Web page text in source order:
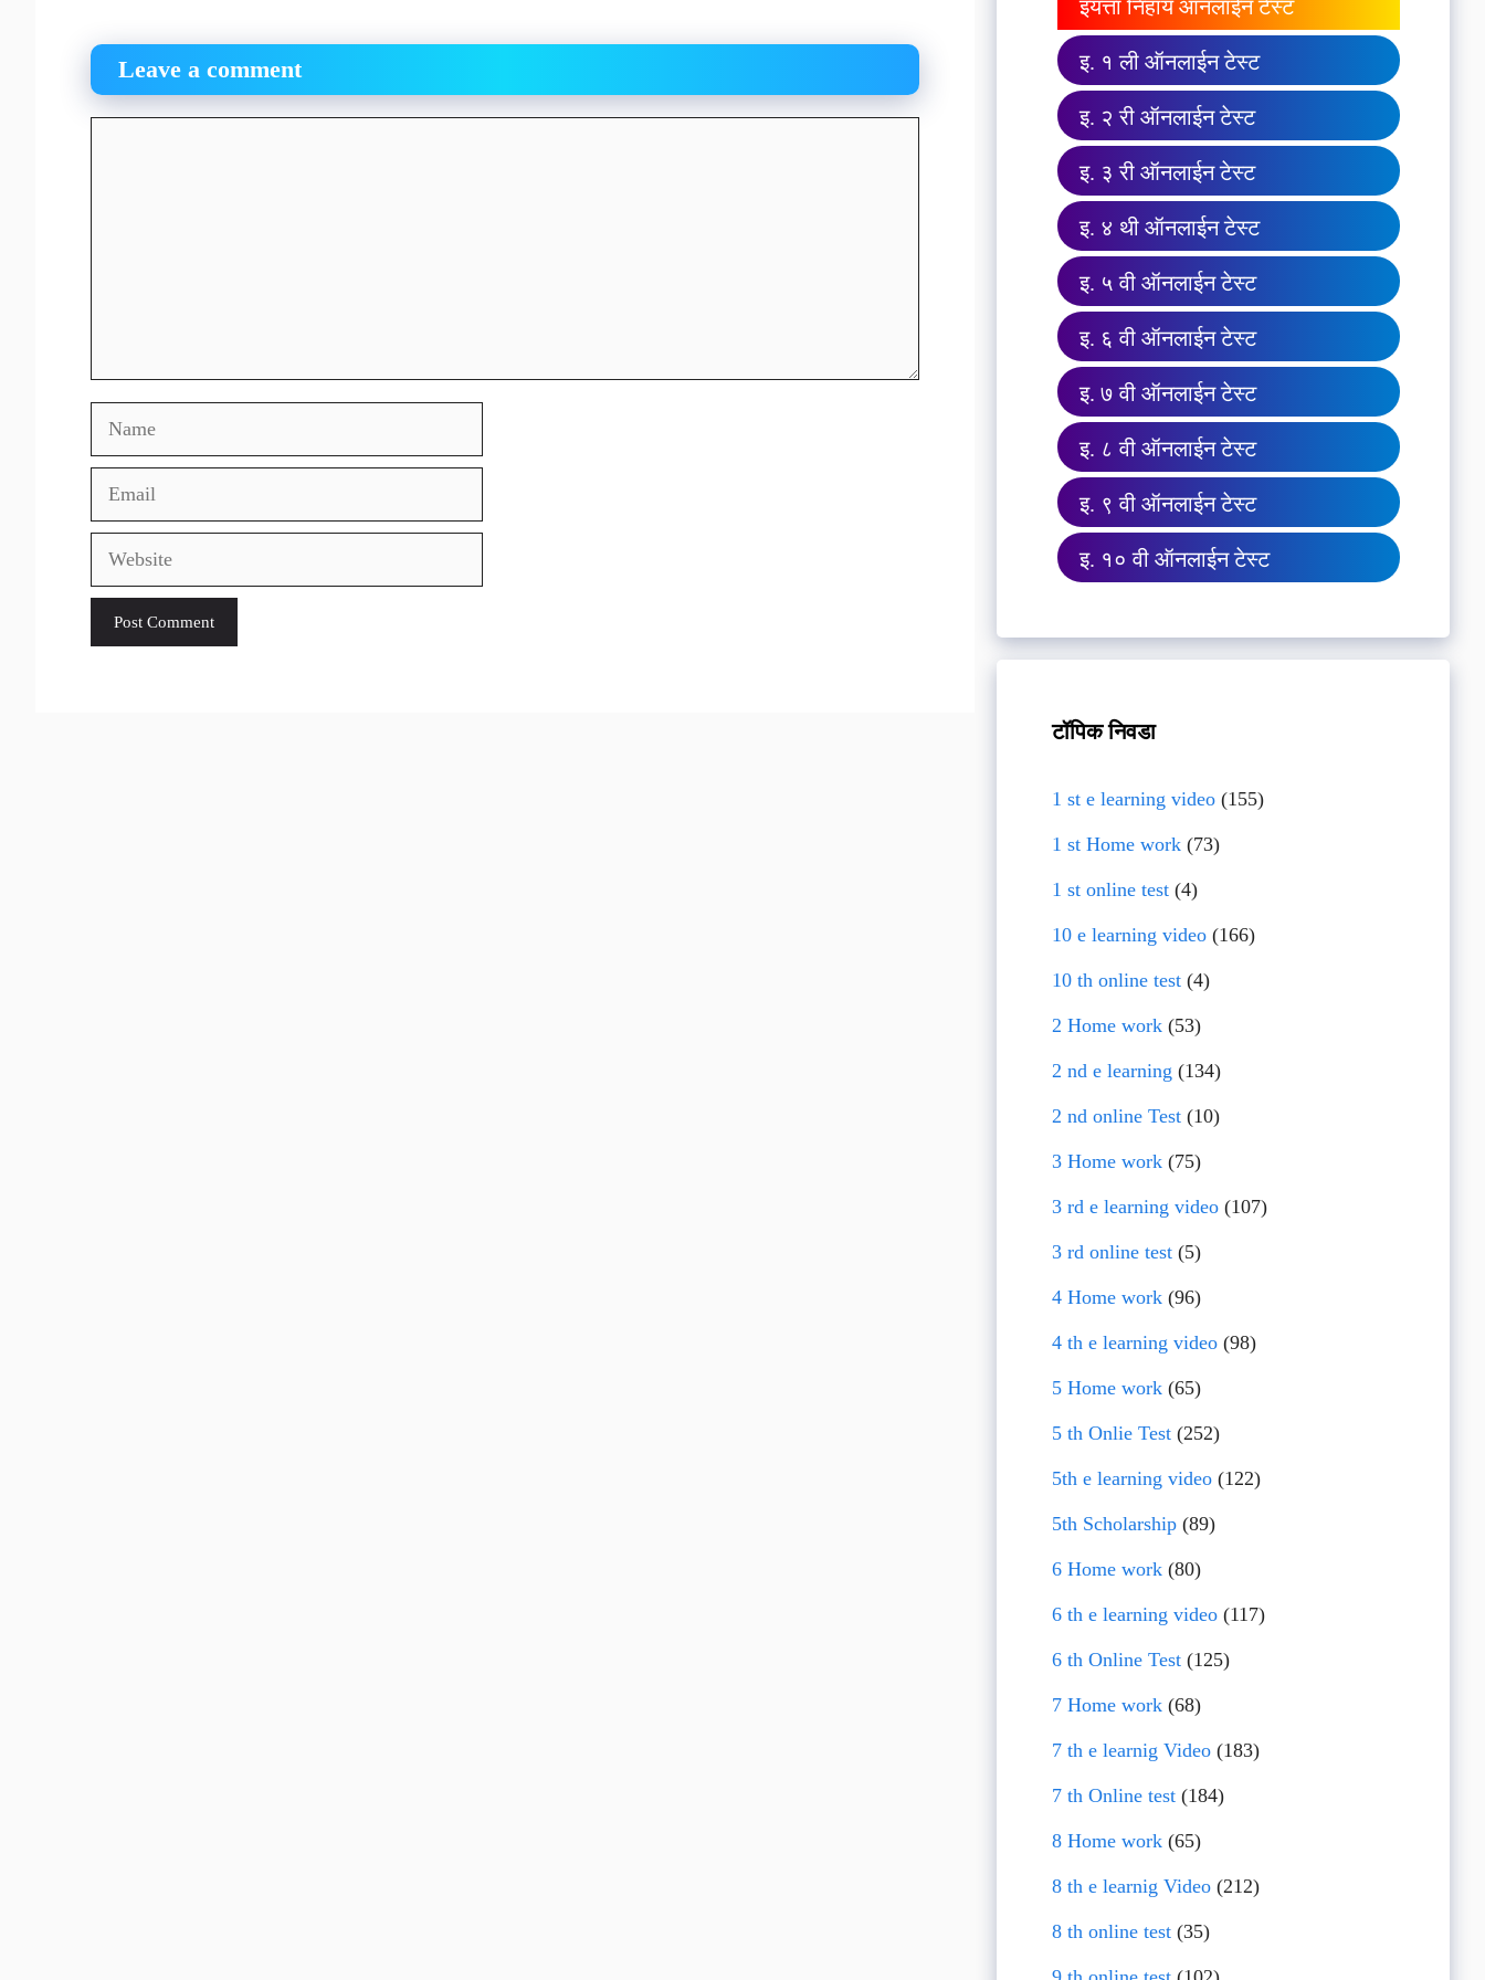
Leave a comment
Name
Email
Website
इयत्ता निहाय ऑनलाईन टेस्ट
इ. १ ली ऑनलाईन टेस्ट
इ. २ री ऑनलाईन टेस्ट
इ. ३ री ऑनलाईन टेस्ट
इ. ४ थी ऑनलाईन टेस्ट
इ. ५ वी ऑनलाईन टेस्ट
इ. ६ वी ऑनलाईन टेस्ट
इ. ७ वी ऑनलाईन टेस्ट
इ. ८ वी ऑनलाईन टेस्ट
इ. ९ वी ऑनलाईन टेस्ट
इ. १० वी ऑनलाईन टेस्ट
टॉपिक निवडा
1 st e learning video(155)
1 st Home work(73)
1 st online test(4)
10 e learning video(166)
10 th online test(4)
2 Home work(53)
2 nd e learning (134)
2 nd online Test(10)
3 Home work(75)
3 rd e learning video(107)
3 rd online test(5)
4 Home work(96)
4 th e learning video(98)
5 Home work(65)
5 th Onlie Test(252)
5th e learning video(122)
5th Scholarship(89)
6 Home work(80)
6 th e learning video(117)
6 th Online Test(125)
7 Home work(68)
7 th e learnig Video(183)
7 th Online test(184)
8 Home work(65)
8 th e learnig Video(212)
8 th online test(35)